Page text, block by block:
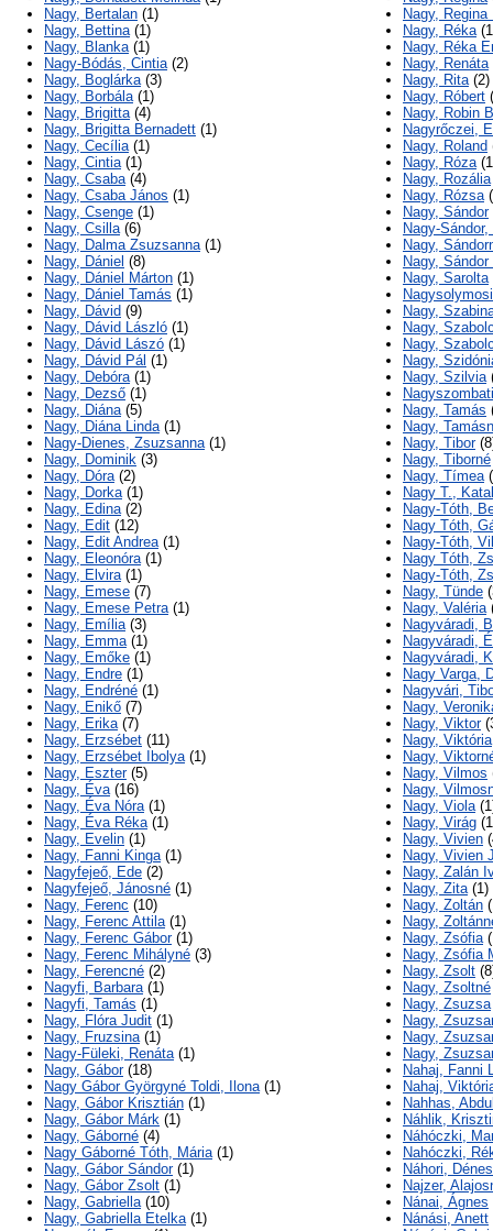
Nagy, Bertalan (1)
Nagy, Bettina(1)
Nagy, Blanka(1)
Nagy-Bódás, Cintia(2)
Nagy, Boglárka(3)
Nagy, Borbála(1)
Nagy, Brigitta(4)
Nagy, Brigitta Bernadett (1)
Nagy, Cecília(1)
Nagy, Cintia(1)
Nagy, Csaba(4)
Nagy, Csaba János (1)
Nagy, Csenge (1)
Nagy, Csilla(6)
Nagy, Dalma Zsuzsanna(1)
Nagy, Dániel (8)
Nagy, Dániel Márton (1)
Nagy, Dániel Tamás (1)
Nagy, Dávid (9)
Nagy, Dávid László (1)
Nagy, Dávid Lászó (1)
Nagy, Dávid Pál (1)
Nagy, Debóra(1)
Nagy, Dezső (1)
Nagy, Diána(5)
Nagy, Diána Linda(1)
Nagy-Dienes, Zsuzsanna(1)
Nagy, Dominik (3)
Nagy, Dóra(2)
Nagy, Dorka(1)
Nagy, Edina(2)
Nagy, Edit (12)
Nagy, Edit Andrea(1)
Nagy, Eleonóra(1)
Nagy, Elvira(1)
Nagy, Emese (7)
Nagy, Emese Petra(1)
Nagy, Emília(3)
Nagy, Emma(1)
Nagy, Emőke (1)
Nagy, Endre (1)
Nagy, Endréné (1)
Nagy, Enikő (7)
Nagy, Erika(7)
Nagy, Erzsébet (11)
Nagy, Erzsébet Ibolya(1)
Nagy, Eszter(5)
Nagy, Éva(16)
Nagy, Éva Nóra(1)
Nagy, Éva Réka(1)
Nagy, Evelin (1)
Nagy, Fanni Kinga(1)
Nagyfejeő, Ede (2)
Nagyfejeő, Jánosné (1)
Nagy, Ferenc (10)
Nagy, Ferenc Attila(1)
Nagy, Ferenc Gábor(1)
Nagy, Ferenc Mihályné (3)
Nagy, Ferencné (2)
Nagyfi, Barbara(1)
Nagyfi, Tamás (1)
Nagy, Flóra Judit (1)
Nagy, Fruzsina(1)
Nagy-Füleki, Renáta(1)
Nagy, Gábor(18)
Nagy Gábor Györgyné Toldi, Ilona(1)
Nagy, Gábor Krisztián (1)
Nagy, Gábor Márk (1)
Nagy, Gáborné (4)
Nagy Gáborné Tóth, Mária(1)
Nagy, Gábor Sándor(1)
Nagy, Gábor Zsolt (1)
Nagy, Gabriella(10)
Nagy, Gabriella Etelka(1)
Nagy, Regina
Nagy, Réka
Nagy, Réka
Nagy, Renáta
Nagy, Rita(2)
Nagy, Róbert
Nagy, Robin
Nagyrőczei,
Nagy, Roland
Nagy, Róza
Nagy, Rozália
Nagy, Rózsa
Nagy, Sándor
Nagy-
Nagy,
Nagy,
Nagy, Sarolta
Nagy,
Nagy,
Nagy,
Nagy,
Nagy, Szilvia
Nagy, Tamás
Nagy,
Nagy, Tibor
Nagy, Tiborné
Nagy, Tímea
Nagy T.,
Nagy-Tóth,
Nagy Tóth,
Nagy-Tóth,
Nagy Tóth,
Nagy-Tóth,
Nagy, Tünde
Nagy, Valéria
Nagyváradi,
Nagyváradi,
Nagyváradi,
Nagy Varga,
Nagyvári,
Nagy,
Nagy, Viktor
Nagy, Viktória
Nagy,
Nagy, Vilmos
Nagy,
Nagy, Viola
Nagy, Virág
Nagy, Vivien
Nagy, Vivien
Nagy, Zalán
Nagy, Zita(1)
Nagy, Zoltán
Nagy,
Nagy, Zsófia
Nagy, Zsófia
Nagy, Zsolt
Nagy, Zsoltné
Nagy, Zsuzsa
Nagy,
Nagy,
Nagy,
Nahaj, Fanni
Nahaj,
Nahhas,
Náhlik,
Náhóczki,
Nahóczki,
Náhori, Dénes
Najzer,
Nánai, Ágnes
Nánási, Anett